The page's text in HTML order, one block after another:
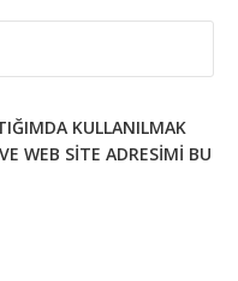
KULLANILMAK
WEB SITE ADRESIMI BU